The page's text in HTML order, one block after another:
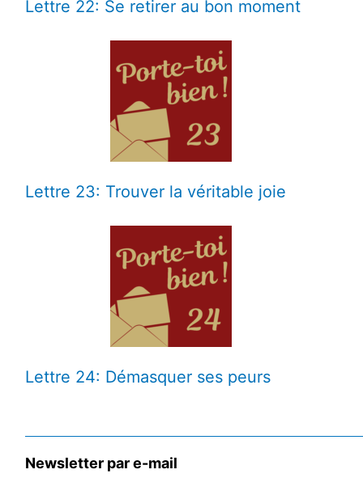
Lettre 22: Se retirer au bon moment
Lettre 23: Trouver la véritable joie
Lettre 24: Démasquer ses peurs
Newsletter par e-mail